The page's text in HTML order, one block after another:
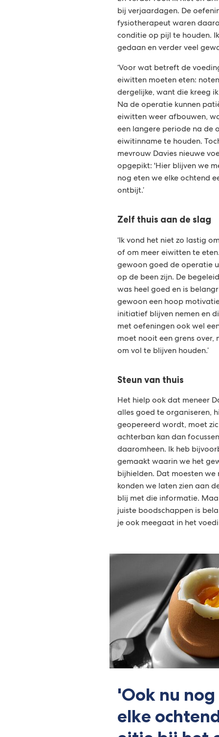
bij verjaardagen. De
fysiotherapeut waren
conditie op pijl te houden.
gedaan en verder veel
‘Voor wat betreft de
eiwitten moeten eten:
dergelijke, want die kreeg
Na de operatie kunnen
eiwitten weer afbouwen,
een langere periode na de
eiwitinname te houden.
mevrouw Davies nieuwe
opgepikt: 'Hier blijven we
nog eten we elke ochtend
ontbijt.’
Zelf thuis aan de slag
‘Ik vond het niet zo lastig
of om meer eiwitten te
gewoon goed de operatie
op de been zijn. De
was heel goed en is
gewoon een hoop
initiatief blijven nemen en
met oefeningen ook wel
moet nooit een grens over,
om vol te blijven houden.’
Steun van thuis
Het hielp ook dat meneer
alles goed te organiseren,
geopereerd wordt, moet
achterban kan dan
daaromheen. Ik heb
gemaakt waarin we het
bijhielden. Dat moesten we
konden we laten zien aan
blij met die informatie.
juiste boodschappen is
je ook meegaat in het
'Ook nu
elke